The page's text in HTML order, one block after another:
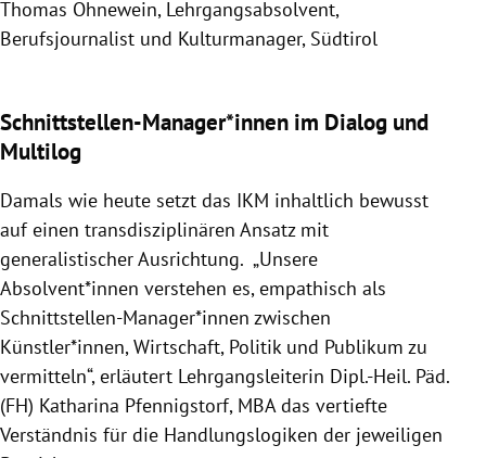
Thomas Ohnewein, Lehrgangsabsolvent,
Berufsjournalist und Kulturmanager, Südtirol
Schnittstellen-Manager*innen im Dialog und
Multilog
Damals wie heute setzt das IKM inhaltlich bewusst
auf einen transdisziplinären Ansatz mit
generalistischer Ausrichtung. „Unsere
Absolvent*innen verstehen es, empathisch als
Schnittstellen-Manager*innen zwischen
Künstler*innen, Wirtschaft, Politik und Publikum zu
vermitteln“, erläutert Lehrgangsleiterin Dipl.-Heil. Päd.
(FH) Katharina Pfennigstorf, MBA das vertiefte
Verständnis für die Handlungslogiken der jeweiligen